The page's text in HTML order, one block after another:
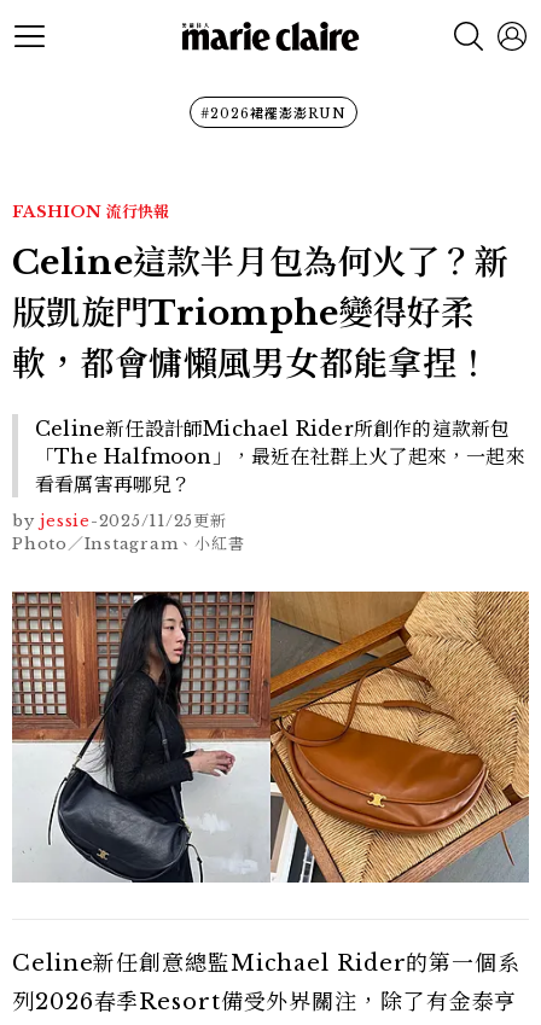
#2026裙襬澎澎RUN
FASHION 流行快報
Celine這款半月包為何火了？新
版凱旋門Triomphe變得好柔
軟，都會慵懶風男女都能拿捏！
Celine新任設計師Michael Rider所創作的這款新包
「The Halfmoon」，最近在社群上火了起來，一起來
看看厲害再哪兒？
by jessie-2025/11/25更新
Photo／Instagram、小紅書
Celine新任創意總監Michael Rider的第一個系
列2026春季Resort備受外界關注，除了有金泰亨